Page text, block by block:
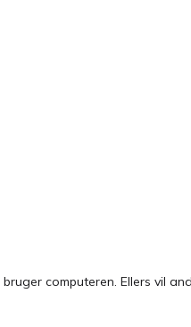
computeren. Ellers vil